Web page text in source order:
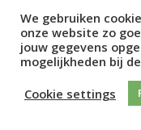
We gebruiken
onze website zo
jouw gegevens
mogelijkheden bij
Cookie settings